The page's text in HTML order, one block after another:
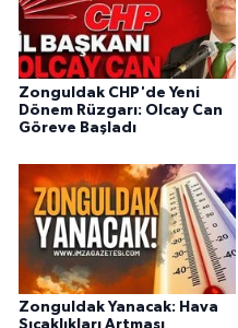
Zonguldak CHP'de Yeni
Dönem Rüzgarı: Olcay Can
Göreve Başladı
Zonguldak Yanacak: Hava